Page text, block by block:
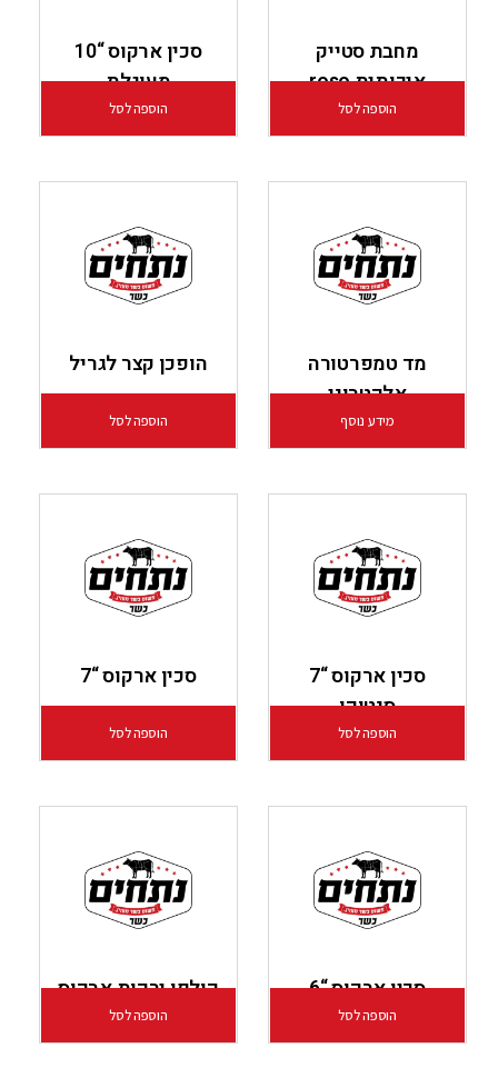
מחבת סטייק
איכותית roso
הוספה לסל
סכין ארקוס “10
מעוגלת
הוספה לסל
מד טמפרטורה
אלקטרוני
מידע נוסף
הופכן קצר לגריל
הוספה לסל
סכין ארקוס “7
סנטוקו
הוספה לסל
סכין ארקוס “7
הוספה לסל
סכין ארקוס “6
הוספה לסל
קולפן ירקות ארקוס
הוספה לסל